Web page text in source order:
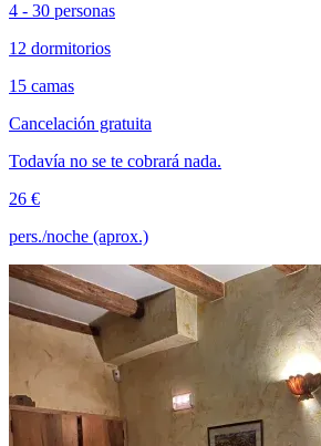
4 - 30 personas
12 dormitorios
15 camas
Cancelación gratuita
Todavía no se te cobrará nada.
26 €
pers./noche (aprox.)